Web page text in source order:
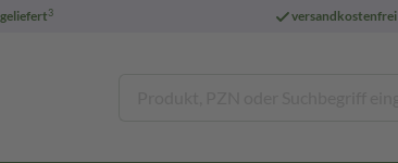
3 versandkostenfrei